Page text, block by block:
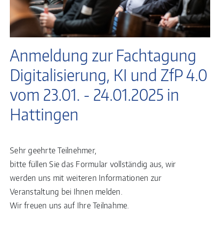
Anmeldung zur Fachtagung
Digitalisierung, KI und ZfP 4.0
vom 23.01. - 24.01.2025 in
Hattingen
Sehr geehrte Teilnehmer,
bitte füllen Sie das Formular vollständig aus, wir
werden uns mit weiteren Informationen zur
Veranstaltung bei Ihnen melden.
Wir freuen uns auf Ihre Teilnahme.